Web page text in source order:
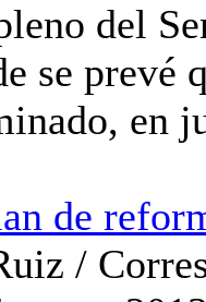
del
se prevé
en
de
/